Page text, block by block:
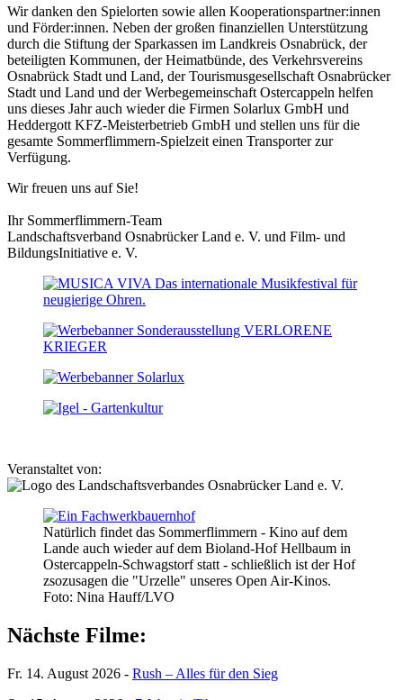
Wir danken den Spielorten sowie allen Kooperationspartner:innen
und Förder:innen. Neben der großen finanziellen Unterstützung
durch die Stiftung der Sparkassen im Landkreis Osnabrück, der
beteiligten Kommunen, der Heimatbünde, des Verkehrsvereins
Osnabrück Stadt und Land, der Tourismusgesellschaft Osnabrücker
Stadt und Land und der Werbegemeinschaft Ostercappeln helfen
uns dieses Jahr auch wieder die Firmen Solarlux GmbH und
Heddergott KFZ-Meisterbetrieb GmbH und stellen uns für die
gesamte Sommerflimmern-Spielzeit einen Transporter zur
Verfügung.
Wir freuen uns auf Sie!
Ihr Sommerflimmern-Team
Landschaftsverband Osnabrücker Land e. V. und Film- und
BildungsInitiative e. V.
Veranstaltet von:
Natürlich findet das Sommerflimmern - Kino auf dem
Lande auch wieder auf dem Bioland-Hof Hellbaum in
Ostercappeln-Schwagstorf statt - schließlich ist der Hof
zsozusagen die "Urzelle" unseres Open Air-Kinos.
Foto: Nina Hauff/LVO
Nächste Filme:
Fr. 14. August 2026 - Rush – Alles für den Sieg